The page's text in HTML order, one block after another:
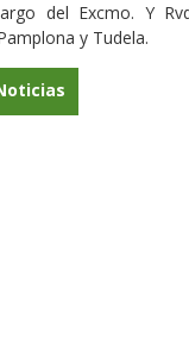
del Excmo. Y
y Tudela.